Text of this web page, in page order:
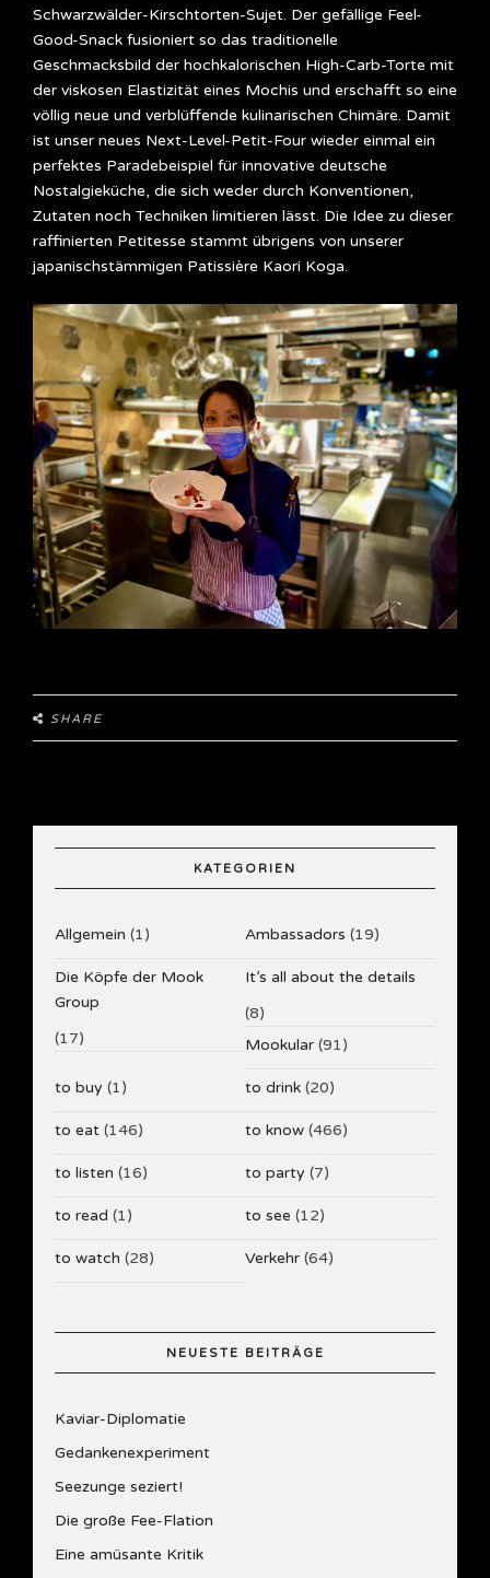
Schwarzwälder-Kirschtorten-Sujet. Der gefällige Feel-
Good-Snack fusioniert so das traditionelle
Geschmacksbild der hochkalorischen High-Carb-Torte mit
der viskosen Elastizität eines Mochis und erschafft so eine
völlig neue und verblüffende kulinarischen Chimäre. Damit
ist unser neues Next-Level-Petit-Four wieder einmal ein
perfektes Paradebeispiel für innovative deutsche
Nostalgieküche, die sich weder durch Konventionen,
Zutaten noch Techniken limitieren lässt. Die Idee zu dieser
raffinierten Petitesse stammt übrigens von unserer
japanischstämmigen Patissière Kaori Koga.
SHARE
KATEGORIEN
Allgemein (1) Ambassadors (19)
Die Köpfe der Mook
Group
(17)
It’s all about the details
(8)
Mookular (91)
to buy (1) to drink (20)
to eat (146) to know (466)
to listen (16) to party (7)
to read (1) to see (12)
to watch (28) Verkehr (64)
NEUESTE BEITRÄGE
Kaviar-Diplomatie
Gedankenexperiment
Seezunge seziert!
Die große Fee-Flation
Eine amüsante Kritik